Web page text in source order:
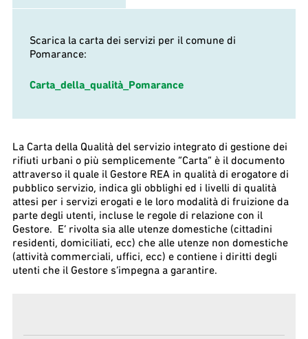
Scarica la carta dei servizi per il comune di
Pomarance:
Carta_della_qualità_Pomarance
La Carta della Qualità del servizio integrato di gestione dei
rifiuti urbani o più semplicemente “Carta” è il documento
attraverso il quale il Gestore REA in qualità di erogatore di
pubblico servizio, indica gli obblighi ed i livelli di qualità
attesi per i servizi erogati e le loro modalità di fruizione da
parte degli utenti, incluse le regole di relazione con il
Gestore. E’ rivolta sia alle utenze domestiche (cittadini
residenti, domiciliati, ecc) che alle utenze non domestiche
(attività commerciali, uffici, ecc) e contiene i diritti degli
utenti che il Gestore s’impegna a garantire.